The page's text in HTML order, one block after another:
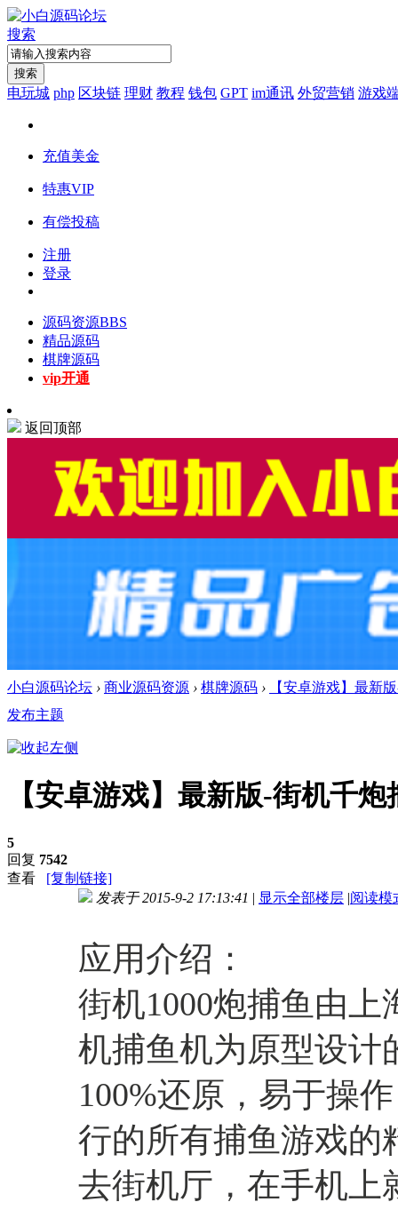
搜索
搜索
电玩城 php 区块链 理财 教程 钱包 GPT im通讯 外贸营销 游戏
充值美金
特惠VIP
有偿投稿
注册
登录
源码资源BBS
精品源码
棋牌源码
vip开通
返回顶部
小白源码论坛 › 商业源码资源 › 棋牌源码 ›
【安卓游戏】最新
发布主题
【安卓游戏】最新版-街机千炮
5
回复 7542
查看
[复制链接]
发表于 2015-9-2 17:13:41 | 显示全部楼层 |阅读模
应用介绍：
街机1000炮捕鱼由
机捕鱼机为原型设计
100%还原，易于操
行的所有捕鱼游戏的
去街机厅，在手机上